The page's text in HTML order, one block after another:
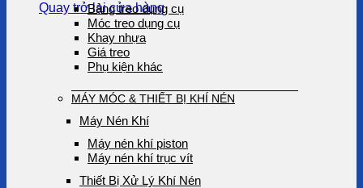
Quay trở lại cửa hàng
Bảng treo dụng cụ
Móc treo dụng cụ
Khay nhựa
Giá treo
Phụ kiện khác
MÁY MÓC & THIẾT BỊ KHÍ NÉN
Máy Nén Khí
Máy nén khí piston
Máy nén khí trục vít
Thiết Bị Xử Lý Khí Nén